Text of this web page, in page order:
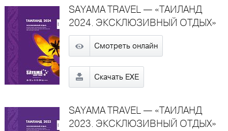
SAYAMA TRAVEL — «ТАИЛАНД
2024. ЭКСКЛЮЗИВНЫЙ ОТДЫХ»
Смотреть онлайн
Скачать EXE
SAYAMA TRAVEL — «ТАИЛАНД
2023. ЭКСКЛЮЗИВНЫЙ ОТДЫХ»